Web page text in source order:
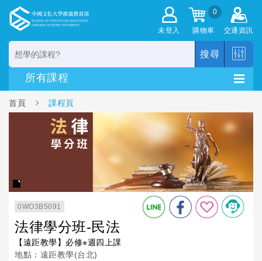
未登入
0
購物車 交通資訊
搜尋
首頁 課程頁
0WO3B5091
法律學分班-民法
【遠距教學】必修※週四上課
地點：遠距教學(台北)